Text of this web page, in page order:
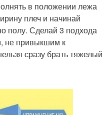
в положении лежа
плеч и начинай
полу. Сделай 3 подхода
не привыкшим к
сразу брать тяжелый